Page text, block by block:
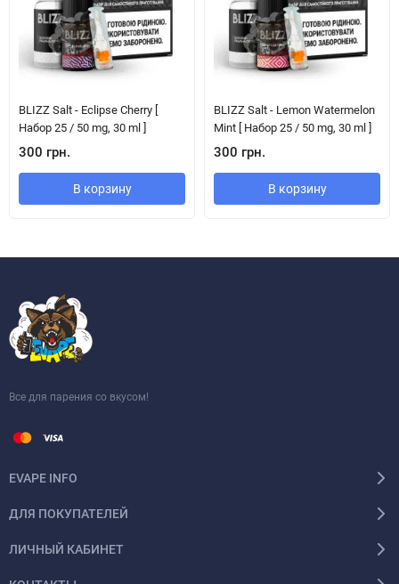
BLIZZ Salt - Eclipse Cherry [
Набор 25 / 50 mg, 30 ml ]
300 грн.
В корзину
BLIZZ Salt - Lemon Watermelon
Mint [ Набор 25 / 50 mg, 30 ml ]
300 грн.
В корзину
Все для парения со вкусом!
EVAPE INFO
ДЛЯ ПОКУПАТЕЛЕЙ
ЛИЧНЫЙ КАБИНЕТ